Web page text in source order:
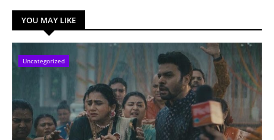
YOU MAY LIKE
Uncategorized